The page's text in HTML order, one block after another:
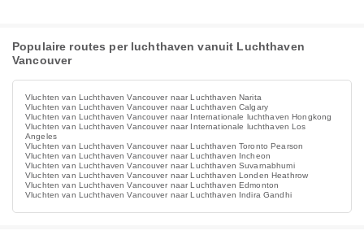
Populaire routes per luchthaven vanuit Luchthaven
Vancouver
Vluchten van Luchthaven Vancouver naar Luchthaven Narita
Vluchten van Luchthaven Vancouver naar Luchthaven Calgary
Vluchten van Luchthaven Vancouver naar Internationale luchthaven Hongkong
Vluchten van Luchthaven Vancouver naar Internationale luchthaven Los
Angeles
Vluchten van Luchthaven Vancouver naar Luchthaven Toronto Pearson
Vluchten van Luchthaven Vancouver naar Luchthaven Incheon
Vluchten van Luchthaven Vancouver naar Luchthaven Suvarnabhumi
Vluchten van Luchthaven Vancouver naar Luchthaven Londen Heathrow
Vluchten van Luchthaven Vancouver naar Luchthaven Edmonton
Vluchten van Luchthaven Vancouver naar Luchthaven Indira Gandhi